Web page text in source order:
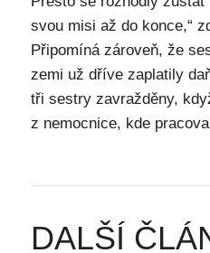
svou misi až do konce,“
Připomíná zároveň, že
zemi už dříve zaplatily
tři sestry zavražděny,
z nemocnice, kde
DALŠÍ